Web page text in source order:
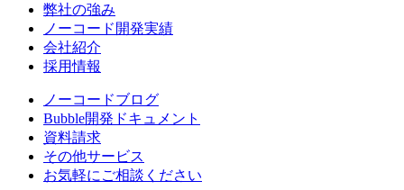
弊社の強み
ノーコード開発実績
会社紹介
採用情報
ノーコードブログ
Bubble開発ドキュメント
資料請求
その他サービス
お気軽にご相談ください